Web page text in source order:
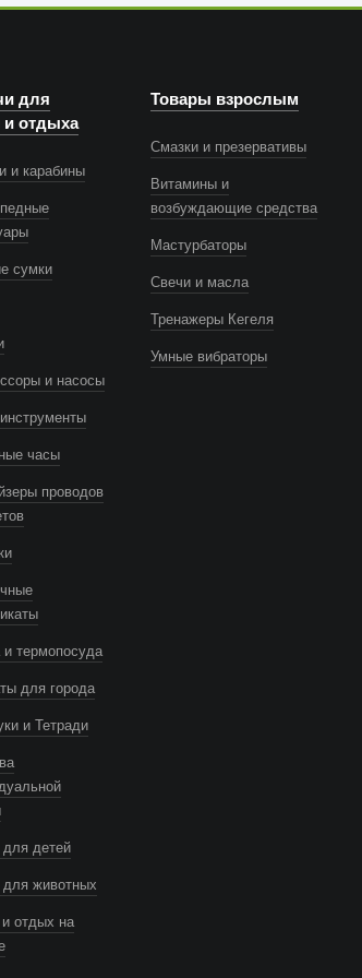
для
и отдыха
и карабины
сумки
и насосы
часы
проводов
и термопосуда
для города
и Тетради
детей
животных
отдых на
Товары взрослым
Смазки и презервативы
Витамины и
возбуждающие средства
Мастурбаторы
Свечи и масла
Тренажеры Кегеля
Умные вибраторы